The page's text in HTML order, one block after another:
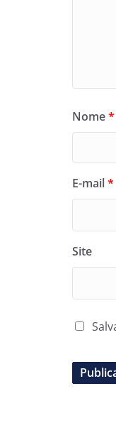
Nome*
E-mail*
Site